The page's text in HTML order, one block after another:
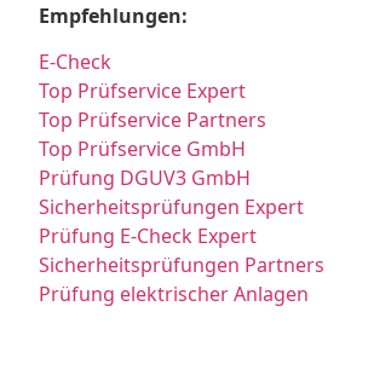
Empfehlungen:
E-Check
Top Prüfservice Expert
Top Prüfservice Partners
Top Prüfservice GmbH
Prüfung DGUV3 GmbH
Sicherheitsprüfungen Expert
Prüfung E-Check Expert
Sicherheitsprüfungen Partners
Prüfung elektrischer Anlagen